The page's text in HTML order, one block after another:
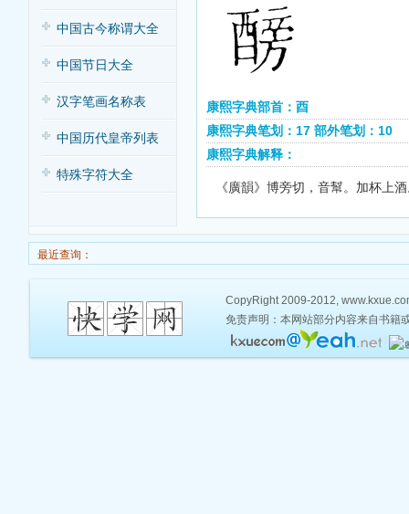
中国古今称谓大全
中国节日大全
汉字笔画名称表
中国历代皇帝列表
特殊字符大全
康熙字典部首：酉
康熙字典笔划：17 部外笔划：10
康熙字典解释：
《廣韻》博旁切，音幫。加杯上
最近查询：
CopyRight 2009-2012,
免责声明：本网站部分内容来自书籍